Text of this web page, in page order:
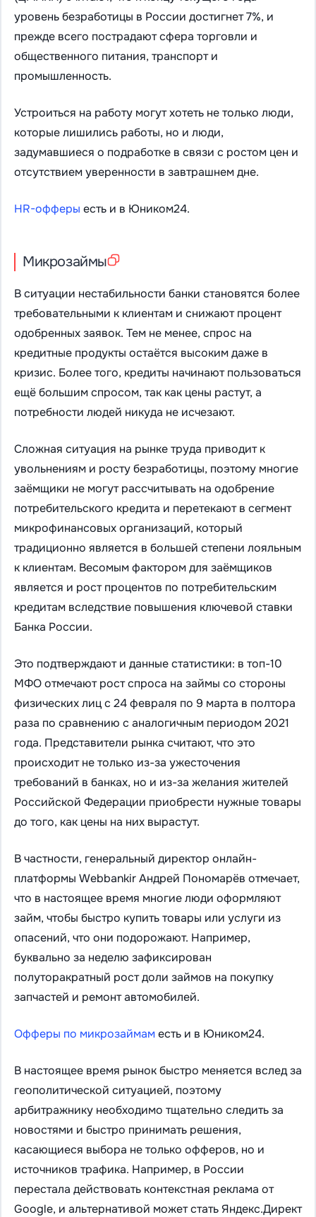
уровень безработицы в России достигнет 7%, и
прежде всего пострадают сфера торговли и
общественного питания, транспорт и
промышленность.
Устроиться на работу могут хотеть не только люди,
которые лишились работы, но и люди,
задумавшиеся о подработке в связи с ростом цен и
отсутствием уверенности в завтрашнем дне.
HR-офферы есть и в Юником24.
Микрозаймы
В ситуации нестабильности банки становятся более
требовательными к клиентам и снижают процент
одобренных заявок. Тем не менее, спрос на
кредитные продукты остаётся высоким даже в
кризис. Более того, кредиты начинают пользоваться
ещё большим спросом, так как цены растут, а
потребности людей никуда не исчезают.
Сложная ситуация на рынке труда приводит к
увольнениям и росту безработицы, поэтому многие
заёмщики не могут рассчитывать на одобрение
потребительского кредита и перетекают в сегмент
микрофинансовых организаций, который
традиционно является в большей степени лояльным
к клиентам. Весомым фактором для заёмщиков
является и рост процентов по потребительским
кредитам вследствие повышения ключевой ставки
Банка России.
Это подтверждают и данные статистики: в топ-10
МФО отмечают рост спроса на займы со стороны
физических лиц с 24 февраля по 9 марта в полтора
раза по сравнению с аналогичным периодом 2021
года. Представители рынка считают, что это
происходит не только из-за ужесточения
требований в банках, но и из-за желания жителей
Российской Федерации приобрести нужные товары
до того, как цены на них вырастут.
В частности, генеральный директор онлайн-
платформы Webbankir Андрей Пономарёв отмечает,
что в настоящее время многие люди оформляют
займ, чтобы быстро купить товары или услуги из
опасений, что они подорожают. Например,
буквально за неделю зафиксирован
полуторакратный рост доли займов на покупку
запчастей и ремонт автомобилей.
Офферы по микрозаймаместь и в Юником24.
В настоящее время рынок быстро меняется вслед за
геополитической ситуацией, поэтому
арбитражнику необходимо тщательно следить за
новостями и быстро принимать решения,
касающиеся выбора не только офферов, но и
источников трафика. Например, в России
перестала действовать контекстная реклама от
Google, и альтернативой может стать Яндекс.Директ